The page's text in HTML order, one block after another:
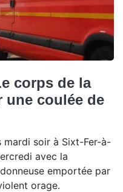
corps de la
une coulée de
mardi soir à Sixt-Fer-à-
avec la
emportée par
orage.